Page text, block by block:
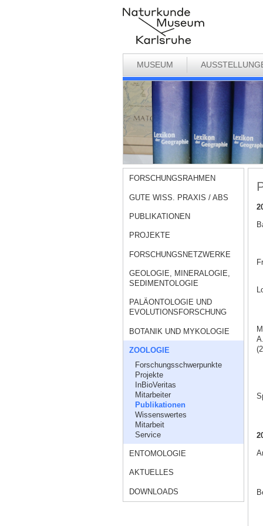
MUSEUM
FORSCHUNGSRAHMEN
GUTE WISS. PRAXIS / ABS
PUBLIKATIONEN
PROJEKTE
FORSCHUNGSNETZWERKE
GEOLOGIE, MINERALOGIE,
SEDIMENTOLOGIE
PALÄONTOLOGIE UND
EVOLUTIONSFORSCHUNG
BOTANIK UND MYKOLOGIE
ZOOLOGIE
Forschungsschwerpunkte
Projekte
InBioVeritas
Mitarbeiter
Publikationen
Wissenswertes
Mitarbeit
Service
ENTOMOLOGIE
AKTUELLES
DOWNLOADS